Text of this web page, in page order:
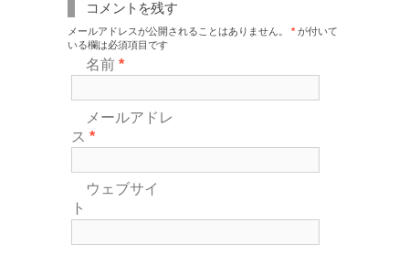
コメントを残す
メールアドレスが公開されることはありません。 * が付いて
いる欄は必須項目です
名前*
メールアドレ
ス*
ウェブサイ
ト